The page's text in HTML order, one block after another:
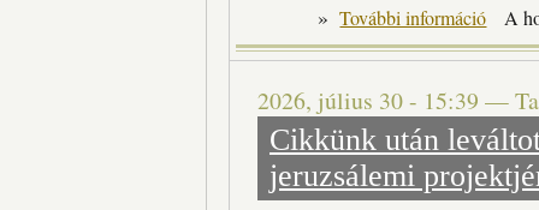
» További információ A
2026, július 30 - 15:39 —
Cikkünk után
jeruzsálemi